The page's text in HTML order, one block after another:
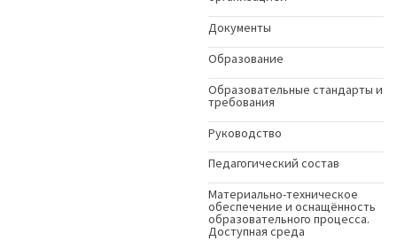
Документы
Образование
Образовательные стандарты и
требования
Руководство
Педагогический состав
Материально-техническое
обеспечение и оснащённость
образовательного процесса.
Доступная среда